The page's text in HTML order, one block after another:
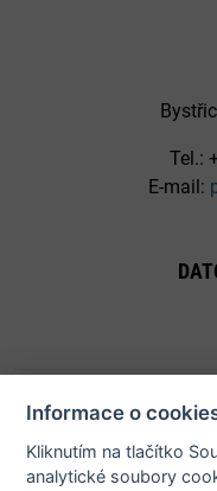
Informace o
Kliknutím na tlačítko
analytické soubory
Tel.:
E-mail:
© 2026 Město